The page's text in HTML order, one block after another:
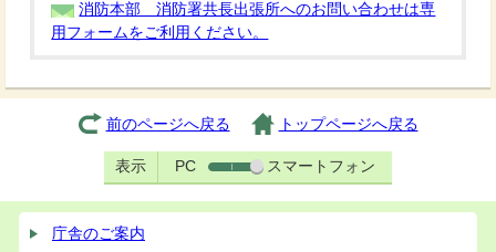
消防本部 消防署共長出張所へのお問い合わせは専
用フォームをご利用ください。
前のページへ戻る トップページへ戻る
表示 PC スマートフォン
庁舎のご案内